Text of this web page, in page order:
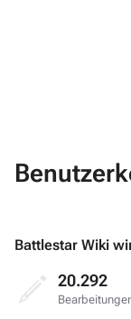
Battlestar Wiki
20.292